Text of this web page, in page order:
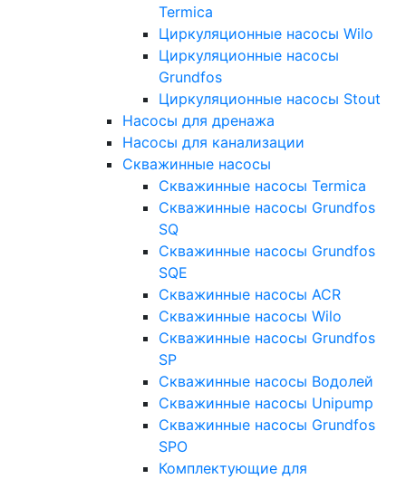
Termica
Циркуляционные насосы Wilo
Циркуляционные насосы
Grundfos
Циркуляционные насосы Stout
Насосы для дренажа
Насосы для канализации
Скважинные насосы
Скважинные насосы Termica
Скважинные насосы Grundfos
SQ
Скважинные насосы Grundfos
SQE
Скважинные насосы ACR
Скважинные насосы Wilo
Скважинные насосы Grundfos
SP
Скважинные насосы Водолей
Скважинные насосы Unipump
Скважинные насосы Grundfos
SPO
Комплектующие для